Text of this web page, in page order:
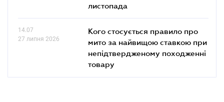
листопада
14.07
27 липня 2026
Кого стосується правило про
мито за найвищою ставкою при
непідтвердженому походженні
товару